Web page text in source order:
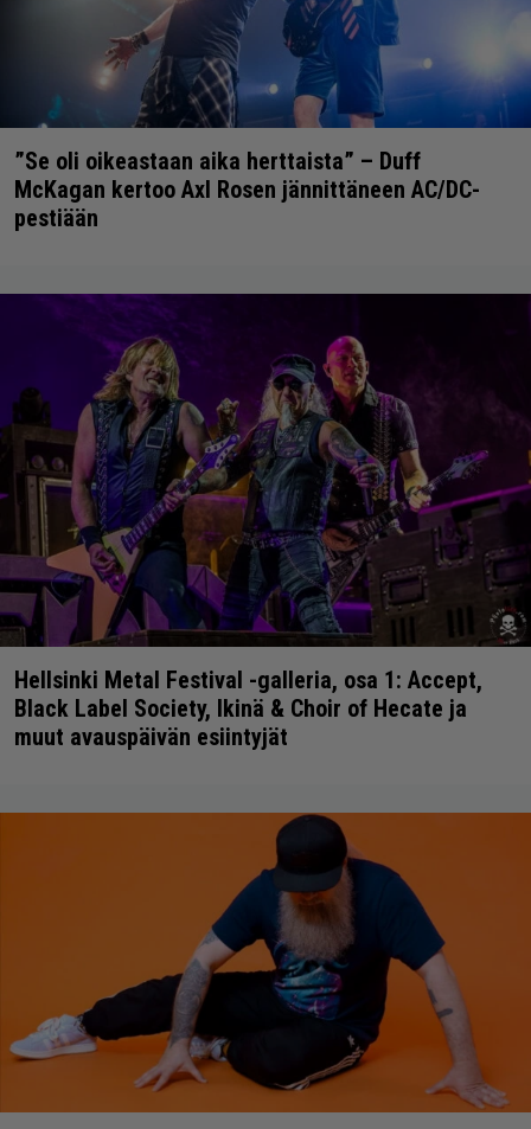
”Se oli oikeastaan aika herttaista” – Duff
McKagan kertoo Axl Rosen jännittäneen AC/DC-
pestiään
Hellsinki Metal Festival -galleria, osa 1: Accept,
Black Label Society, Ikinä & Choir of Hecate ja
muut avauspäivän esiintyjät